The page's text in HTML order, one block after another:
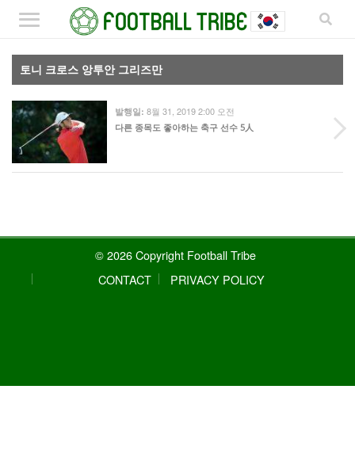
토니 크로스 앙투안 그리즈만
발행일: 8월 31, 2019 2:00 오전
다른 종목도 좋아하는 축구 선수 5人
© 2026 Copyright Football Tribe
CONTACT
PRIVACY POLICY